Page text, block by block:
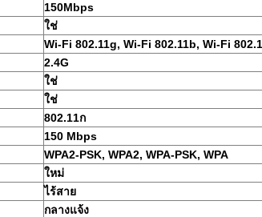
150Mbps
ใช่
Wi-Fi 802.11g, Wi-Fi 802.11b, Wi-Fi
2.4G
ใช่
ใช่
802.11ก
150 Mbps
WPA2-PSK, WPA2, WPA-PSK, WPA
ใหม่
ไร้สาย
กลางแจ้ง